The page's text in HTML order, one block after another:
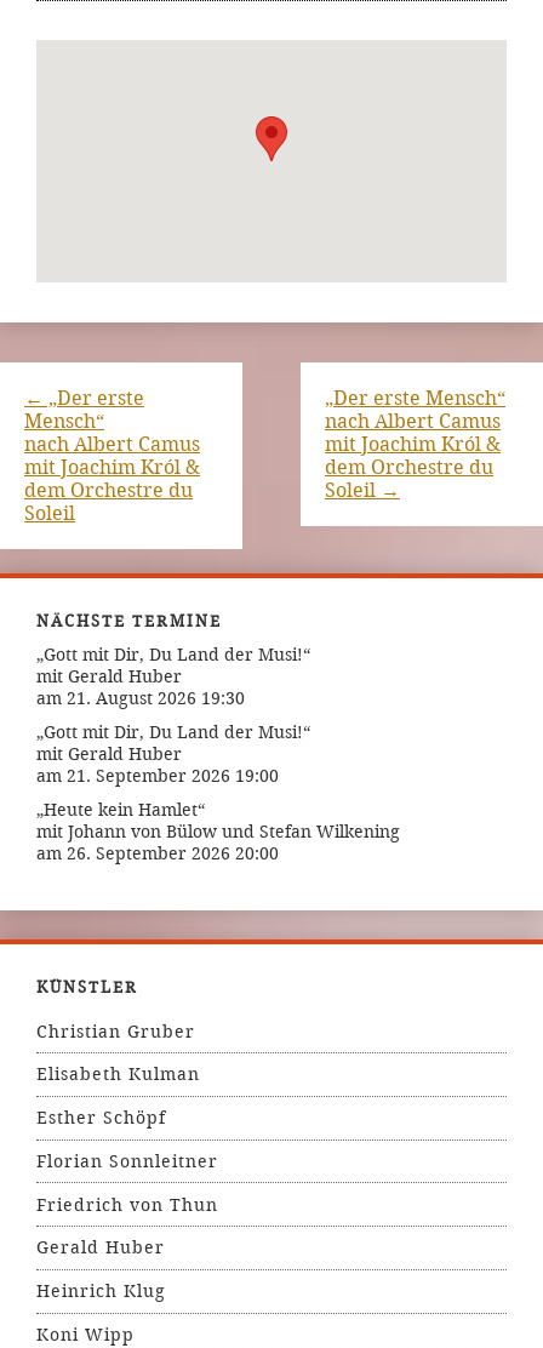
← „Der erste
Mensch“
nach Albert Camus
mit Joachim Król &
dem Orchestre du
Soleil
„Der erste Mensch“
nach Albert Camus
mit Joachim Król &
dem Orchestre du
Soleil →
NÄCHSTE TERMINE
„Gott mit Dir, Du Land der Musi!“
mit Gerald Huber
am 21. August 2026 19:30
„Gott mit Dir, Du Land der Musi!“
mit Gerald Huber
am 21. September 2026 19:00
„Heute kein Hamlet“
mit Johann von Bülow und Stefan Wilkening
am 26. September 2026 20:00
KÜNSTLER
Christian Gruber
Elisabeth Kulman
Esther Schöpf
Florian Sonnleitner
Friedrich von Thun
Gerald Huber
Heinrich Klug
Koni Wipp